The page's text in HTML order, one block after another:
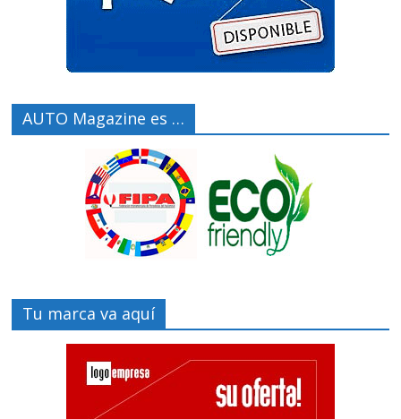
AUTO Magazine es …
Tu marca va aquí